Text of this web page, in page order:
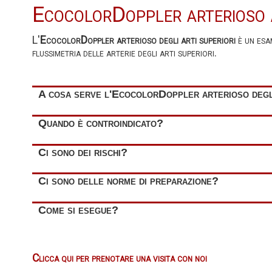
EcocolorDoppler
L'EcocolorDoppler arterioso degli arti superioriè un
flussimetria delle arterie degli arti superiori.
A cosa serve l'EcocolorDoppler arterioso
L'EcocolorDoppler arterioso degli arti superioriè
placca ateroscleroticaconimpatto emodinamico(
trombosi
I dati anatomici e flussimetrici raccolti con
Quando è controindicato?
L'EcocolorDoppler arterioso degli arti superiorinon
Ci sono dei rischi?
L'EcocolorDoppler arterioso degli arti superiorinon
Ci sono delle norme di preparazione?
L'esecuzione di tale esamenon prevede norme di
E' opportunoportare con sé tutta la documentazione
Come si esegue?
Clicca qui per prenotare una visita con noi